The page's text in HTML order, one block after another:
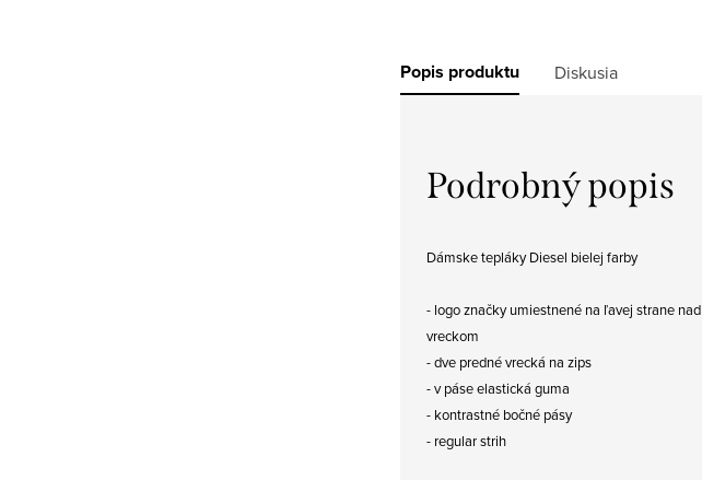
Popis produktu Diskusia
Podrobný popis
Dámske tepláky Diesel bielej farby
- logo značky umiestnené na ľavej strane nad
vreckom
- dve predné vrecká na zips
- v páse elastická guma
- kontrastné bočné pásy
- regular strih